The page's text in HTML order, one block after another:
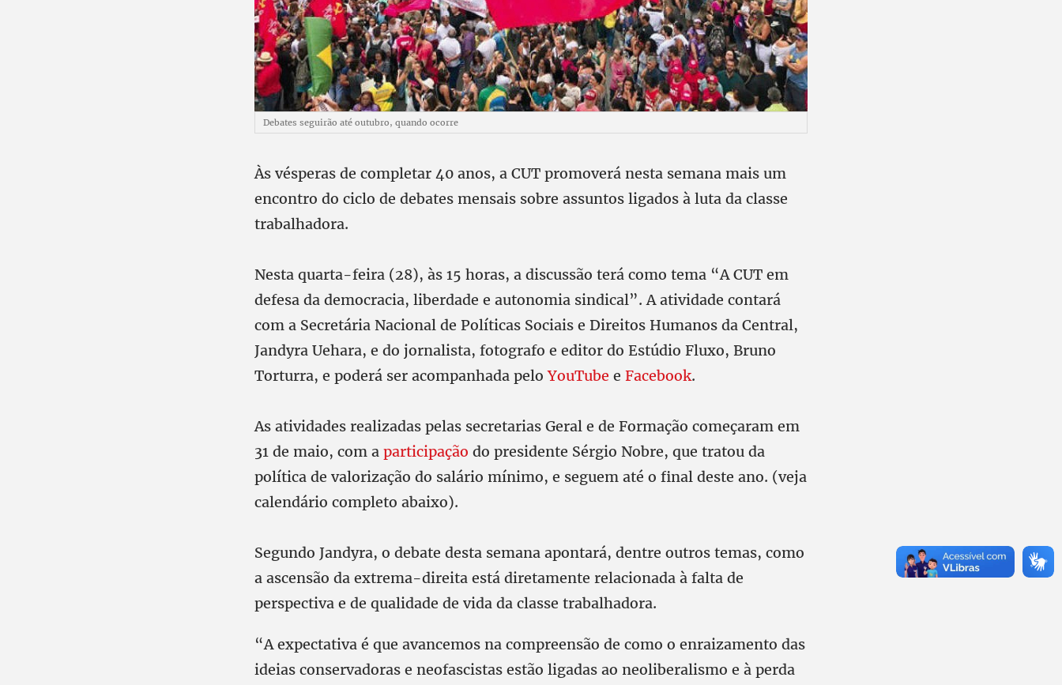
Debates seguirão até outubro, quando ocorre
Às vésperas de completar 40 anos, a CUT promoverá nesta semana mais um
encontro do ciclo de debates mensais sobre assuntos ligados à luta da classe
trabalhadora.
Nesta quarta-feira (28), às 15 horas, a discussão terá como tema “A CUT em
defesa da democracia, liberdade e autonomia sindical”. A atividade contará
com a Secretária Nacional de Políticas Sociais e Direitos Humanos da Central,
Jandyra Uehara, e do jornalista, fotografo e editor do Estúdio Fluxo, Bruno
Torturra, e poderá ser acompanhada peloYouTube e Facebook.
As atividades realizadas pelas secretarias Geral e de Formação começaram em
31 de maio, com a participação do presidente Sérgio Nobre, que tratou da
política de valorização do salário mínimo, e seguem até o final deste ano. (veja
calendário completo abaixo).
Segundo Jandyra, o debate desta semana apontará, dentre outros temas, como
a ascensão da extrema-direita está diretamente relacionada à falta de
perspectiva e de qualidade de vida da classe trabalhadora.
“A expectativa é que avancemos na compreensão de como o enraizamento das
ideias conservadoras e neofascistas estão ligadas ao neoliberalismo e à perda